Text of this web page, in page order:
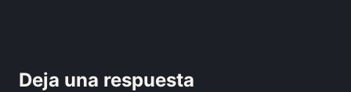
Deja una respuesta